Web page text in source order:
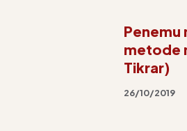
Penemu
metode
Tikrar)
26/10/2019